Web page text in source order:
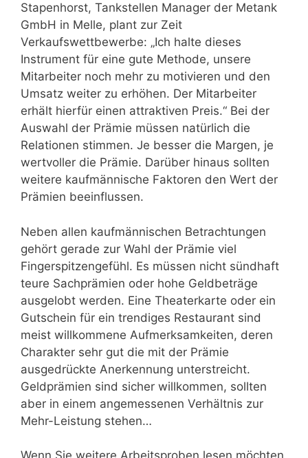
Stapenhorst, Tankstellen Manager der Metank
GmbH in Melle, plant zur Zeit
Verkaufswettbewerbe: „Ich halte dieses
Instrument für eine gute Methode, unsere
Mitarbeiter noch mehr zu motivieren und den
Umsatz weiter zu erhöhen. Der Mitarbeiter
erhält hierfür einen attraktiven Preis.“ Bei der
Auswahl der Prämie müssen natürlich die
Relationen stimmen. Je besser die Margen, je
wertvoller die Prämie. Darüber hinaus sollten
weitere kaufmännische Faktoren den Wert der
Prämien beeinflussen.
Neben allen kaufmännischen Betrachtungen
gehört gerade zur Wahl der Prämie viel
Fingerspitzengefühl. Es müssen nicht sündhaft
teure Sachprämien oder hohe Geldbeträge
ausgelobt werden. Eine Theaterkarte oder ein
Gutschein für ein trendiges Restaurant sind
meist willkommene Aufmerksamkeiten, deren
Charakter sehr gut die mit der Prämie
ausgedrückte Anerkennung unterstreicht.
Geldprämien sind sicher willkommen, sollten
aber in einem angemessenen Verhältnis zur
Mehr-Leistung stehen…
Wenn Sie weitere Arbeitsproben lesen möchten,